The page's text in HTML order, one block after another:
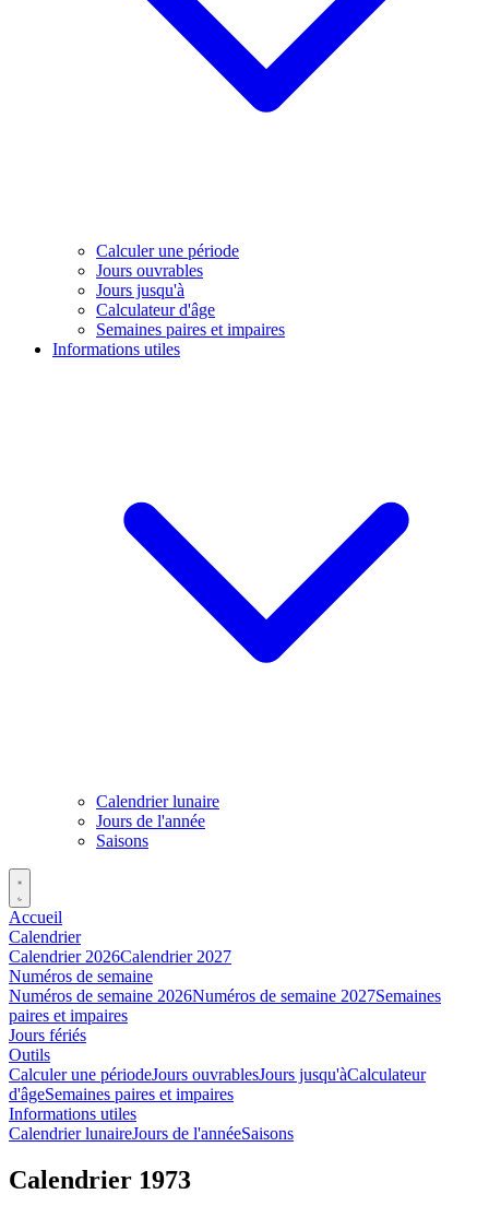
Calculer une période
Jours ouvrables
Jours jusqu'à
Calculateur d'âge
Semaines paires et impaires
Informations utiles
Calendrier lunaire
Jours de l'année
Saisons
Accueil
Calendrier
Calendrier 2026Calendrier 2027
Numéros de semaine
Numéros de semaine 2026Numéros de semaine 2027Semaines
paires et impaires
Jours fériés
Outils
Calculer une périodeJours ouvrablesJours jusqu'àCalculateur
d'âgeSemaines paires et impaires
Informations utiles
Calendrier lunaireJours de l'annéeSaisons
Calendrier 1973